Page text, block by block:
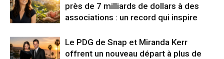
près de 7 milliards de dollars à des
associations : un record qui inspire
Le PDG de Snap et Miranda Kerr
offrent un nouveau départ à plus de